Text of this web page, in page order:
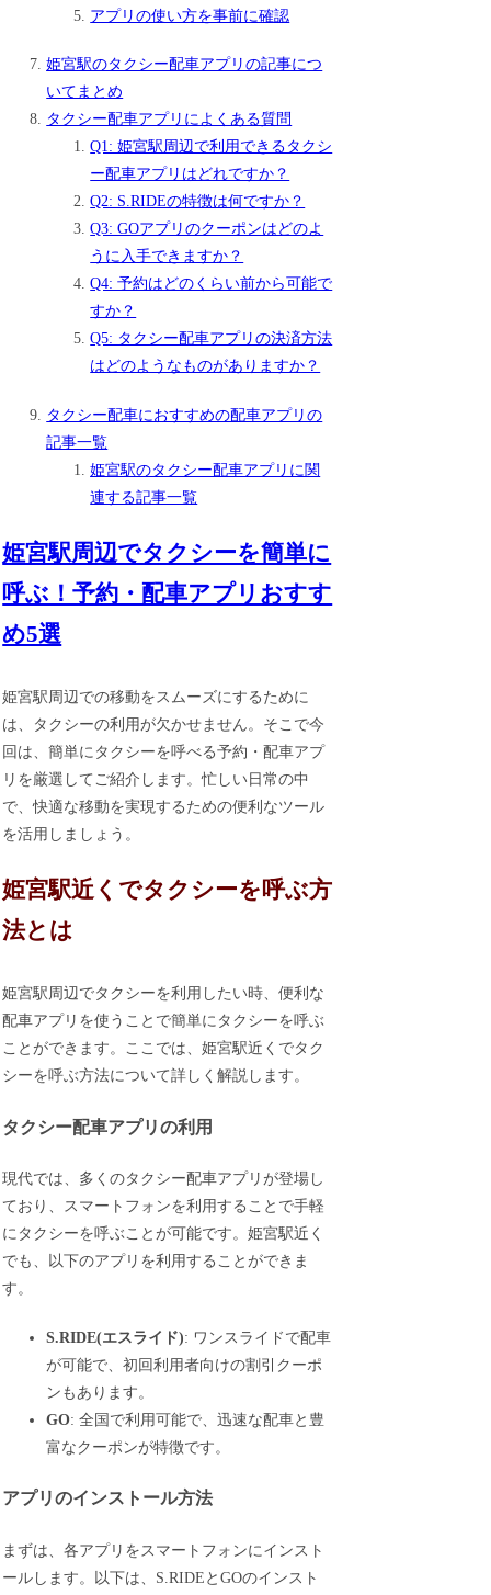
アプリの使い方を事前に確認
姫宮駅のタクシー配車アプリの記事につ
いてまとめ
タクシー配車アプリによくある質問
Q1: 姫宮駅周辺で利用できるタクシ
ー配車アプリはどれですか？
Q2: S.RIDEの特徴は何ですか？
Q3: GOアプリのクーポンはどのよ
うに入手できますか？
Q4: 予約はどのくらい前から可能で
すか？
Q5: タクシー配車アプリの決済方法
はどのようなものがありますか？
タクシー配車におすすめの配車アプリの
記事一覧
姫宮駅のタクシー配車アプリに関
連する記事一覧
姫宮駅周辺でタクシーを簡単に
呼ぶ！予約・配車アプリおすす
め5選
姫宮駅周辺での移動をスムーズにするために
は、タクシーの利用が欠かせません。そこで今
回は、簡単にタクシーを呼べる予約・配車アプ
リを厳選してご紹介します。忙しい日常の中
で、快適な移動を実現するための便利なツール
を活用しましょう。
姫宮駅近くでタクシーを呼ぶ方
法とは
姫宮駅周辺でタクシーを利用したい時、便利な
配車アプリを使うことで簡単にタクシーを呼ぶ
ことができます。ここでは、姫宮駅近くでタク
シーを呼ぶ方法について詳しく解説します。
タクシー配車アプリの利用
現代では、多くのタクシー配車アプリが登場し
ており、スマートフォンを利用することで手軽
にタクシーを呼ぶことが可能です。姫宮駅近く
でも、以下のアプリを利用することができま
す。
S.RIDE(エスライド): ワンスライドで配車
が可能で、初回利用者向けの割引クーポ
ンもあります。
GO: 全国で利用可能で、迅速な配車と豊
富なクーポンが特徴です。
アプリのインストール方法
まずは、各アプリをスマートフォンにインスト
ールします。以下は、S.RIDEとGOのインスト